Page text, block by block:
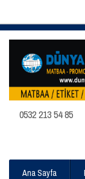
0532 213 54 85
Ana Sayfa